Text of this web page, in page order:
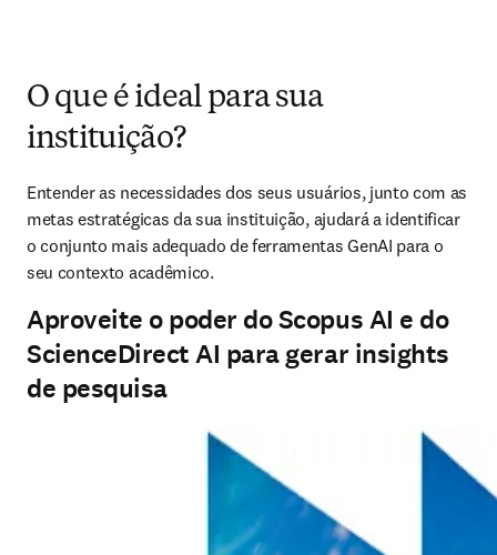
O que é ideal para sua
instituição?
Entender as necessidades dos seus usuários, junto com as
metas estratégicas da sua instituição, ajudará a identificar
o conjunto mais adequado de ferramentas GenAI para o
seu contexto acadêmico.
Aproveite o poder do Scopus AI e do
ScienceDirect AI para gerar insights
de pesquisa